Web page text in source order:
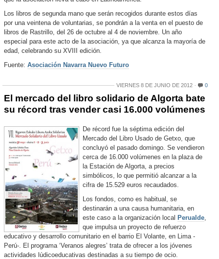
Los libros de segunda mano que serán recogidos durante estos días
por una veintena de voluntarias, se pondrán a la venta en el puesto de
libros de Rastrillo, del 26 de octubre al 4 de noviembre. Un año
especial para este acto de la asociación, ya que alcanza la mayoría de
edad, celebrando su XVIII edición.
Fuente: Asociación Navarra Nuevo Futuro
VIERNES 8 DE JUNIO DE 2012 0
El mercado del libro solidario de Algorta bate
su récord tras vender casi 16.000 volúmenes
De récord fue la séptima edición del
Mercado del Libro Usado de Getxo, que
concluyó el pasado domingo. Se vendieron
cerca de 16.000 volúmenes en la plaza de
la Estación de Algorta, a precios
simbólicos, lo que permitió alcanzar a la
cifra de 15.529 euros recaudados.
Los fondos, como es habitual, se
destinarán a una causa humanitaria, en
este caso a la organización local Perualde,
que impulsa un proyecto de refuerzo
educativo y desarrollo comunitario en el barrio El Volante, en Lima -
Perú-. El programa ‘Veranos alegres’ trata de ofrecer a los jóvenes
actividades lúdicoeducativas destinadas a su tiempo de ocio.